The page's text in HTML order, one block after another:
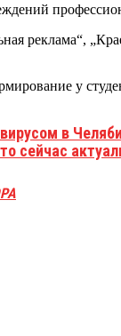
реклама“,
у
в
сейчас